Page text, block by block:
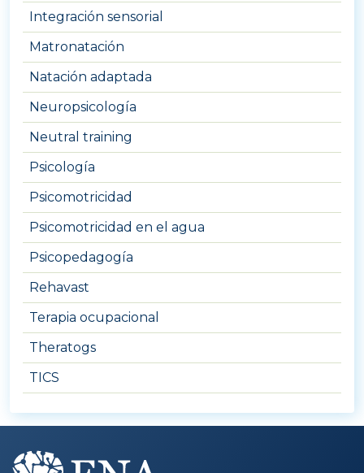
Integración sensorial
Matronatación
Natación adaptada
Neuropsicología
Neutral training
Psicología
Psicomotricidad
Psicomotricidad en el agua
Psicopedagogía
Rehavast
Terapia ocupacional
Theratogs
TICS